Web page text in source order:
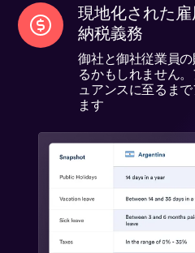
現地化された
納税義務
御社と御社従業員
るかもしれません
ュアンスに至るま
ます